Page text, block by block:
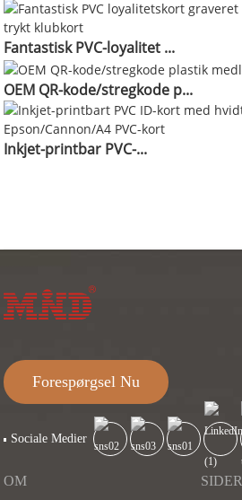
Fantastisk PVC-loyalitet ...
OEM QR-kode/stregkode p...
Inkjet-printbar PVC-...
Forespørgsel Nu
Sociale Medier
OM SIDER